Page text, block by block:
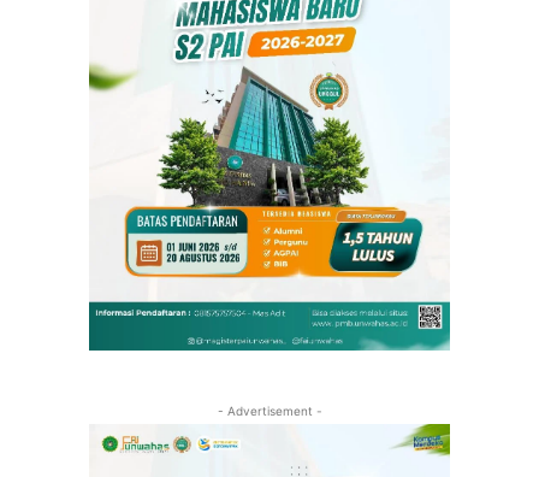
- Advertisement -